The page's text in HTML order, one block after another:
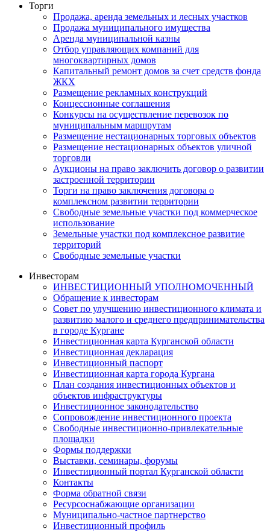
Торги
Продажа, аренда земельных и лесных участков
Продажа муниципального имущества
Аренда муниципальной казны
Отбор управляющих компаний для
многоквартирных домов
Капитальный ремонт домов за счет средств фонда
ЖКХ
Размещение рекламных конструкций
Концессионные соглашения
Конкурсы на осуществление перевозок по
муниципальным маршрутам
Размещение нестационарных торговых объектов
Размещение нестационарных объектов уличной
торговли
Аукционы на право заключить договор о развитии
застроенной территории
Торги на право заключения договора о
комплексном развитии территории
Свободные земельные участки под коммерческое
использование
Земельные участки под комплексное развитие
территорий
Свободные земельные участки
Инвесторам
ИНВЕСТИЦИОННЫЙ УПОЛНОМОЧЕННЫЙ
Обращение к инвесторам
Совет по улучшению инвестиционного климата и
развитию малого и среднего предпринимательства
в городе Кургане
Инвестиционная карта Курганской области
Инвестиционная декларация
Инвестиционный паспорт
Инвестиционная карта города Кургана
План создания инвестиционных объектов и
объектов инфраструктуры
Инвестиционное законодательство
Сопровождение инвестиционного проекта
Свободные инвестиционно-привлекательные
площадки
Формы поддержки
Выставки, семинары, форумы
Инвестиционный портал Курганской области
Контакты
Форма обратной связи
Ресурсоснабжающие организации
Муниципально-частное партнерство
Инвестиционный профиль